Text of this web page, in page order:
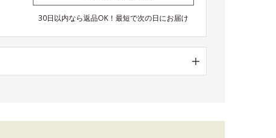
30日以内なら返品OK！最短で次の日にお届け